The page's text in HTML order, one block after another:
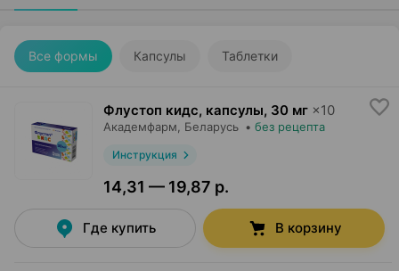
Все формы Капсулы Таблетки
Флустоп кидс, капсулы, 30 мг ×10
Академфарм , Беларусь • без рецепта
Инструкция
14,31 — 19,87 р.
Где купить В корзину